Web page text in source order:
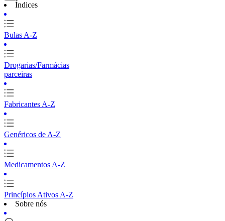
Índices
Bulas A-Z
Drogarias/Farmácias
parceiras
Fabricantes A-Z
Genéricos de A-Z
Medicamentos A-Z
Princípios Ativos A-Z
Sobre nós